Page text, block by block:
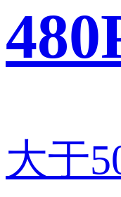
大于